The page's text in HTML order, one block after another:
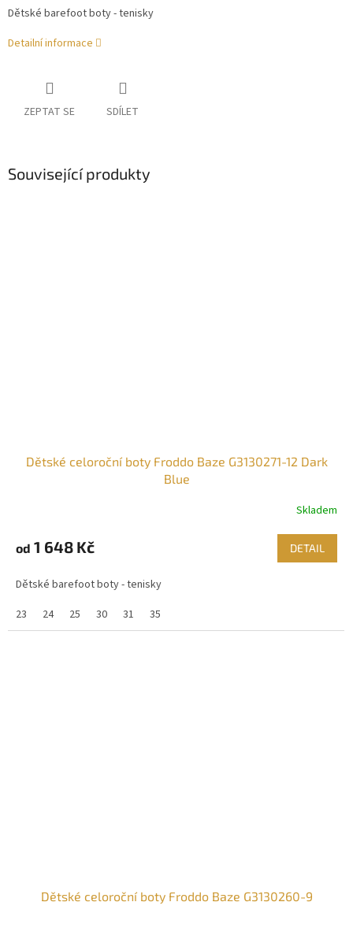
Dětské barefoot boty - tenisky
Detailní informace
ZEPTAT SE SDÍLET
Související produkty
Dětské celoroční boty Froddo Baze G3130271-12 Dark
Blue
Skladem
od 1 648 Kč DETAIL
Dětské barefoot boty - tenisky
23
24 25 30 31 35
Dětské celoroční boty Froddo Baze G3130260-9